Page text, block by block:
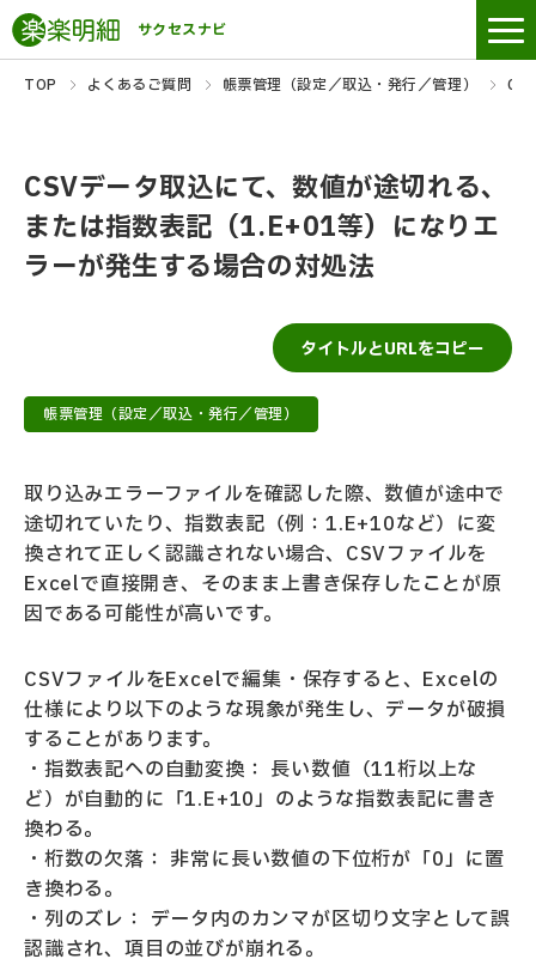
サクセスナビ
TOP よくあるご質問 帳票管理（設定／取込・発行／管理）
CSVデータ取込にて、数値が途切れる、
または指数表記（1.E+01等）になりエ
ラーが発生する場合の対処法
タイトルとURLをコピー
帳票管理（設定／取込・発行／管理）
取り込みエラーファイルを確認した際、数値が途中で
途切れていたり、指数表記（例：1.E+10など）に変
換されて正しく認識されない場合、CSVファイルを
Excelで直接開き、そのまま上書き保存したことが原
因である可能性が高いです。
CSVファイルをExcelで編集・保存すると、Excelの
仕様により以下のような現象が発生し、データが破損
することがあります。
・指数表記への自動変換： 長い数値（11桁以上な
ど）が自動的に「1.E+10」のような指数表記に書き
換わる。
・桁数の欠落： 非常に長い数値の下位桁が「0」に置
き換わる。
・列のズレ： データ内のカンマが区切り文字として誤
認識され、項目の並びが崩れる。